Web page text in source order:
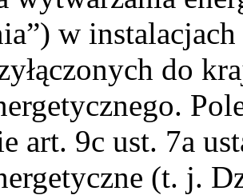
w
do
art. 9c ust. 7a
(t. j.